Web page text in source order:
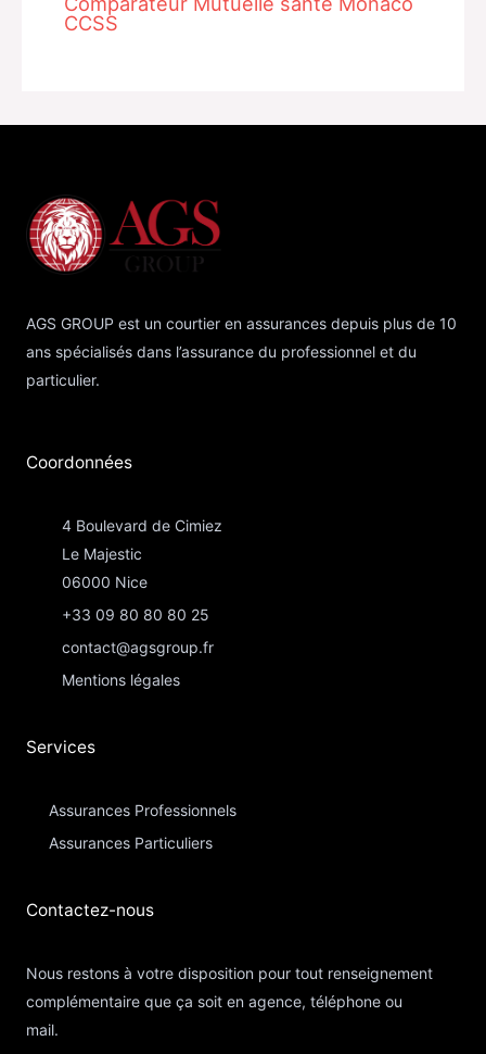
CCSS
AGS GROUP est un courtier en assurances depuis plus de 10
ans spécialisés dans l’assurance du professionnel et du
particulier.
Coordonnées​
4 Boulevard de Cimiez
Le Majestic
06000 Nice
+33 09 80 80 80 25
contact@agsgroup.fr
Mentions légales
Services
Assurances Professionnels
Assurances Particuliers​
Contactez-nous​
Nous restons à votre disposition pour tout renseignement
complémentaire que ça soit en agence, téléphone ou
mail.